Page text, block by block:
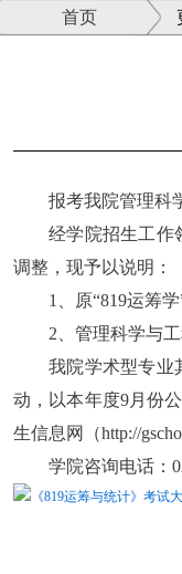
首页
报考我院管理科
经学院招生工作
调整，现予以说明：
1、原“819运筹
2、管理科学与
我院学术型专业
动，以本年度9月份
生信息网（http://
学院咨询电话：
《819运筹与统计》考试